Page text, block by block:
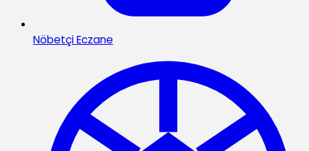
Nöbetçi Eczane